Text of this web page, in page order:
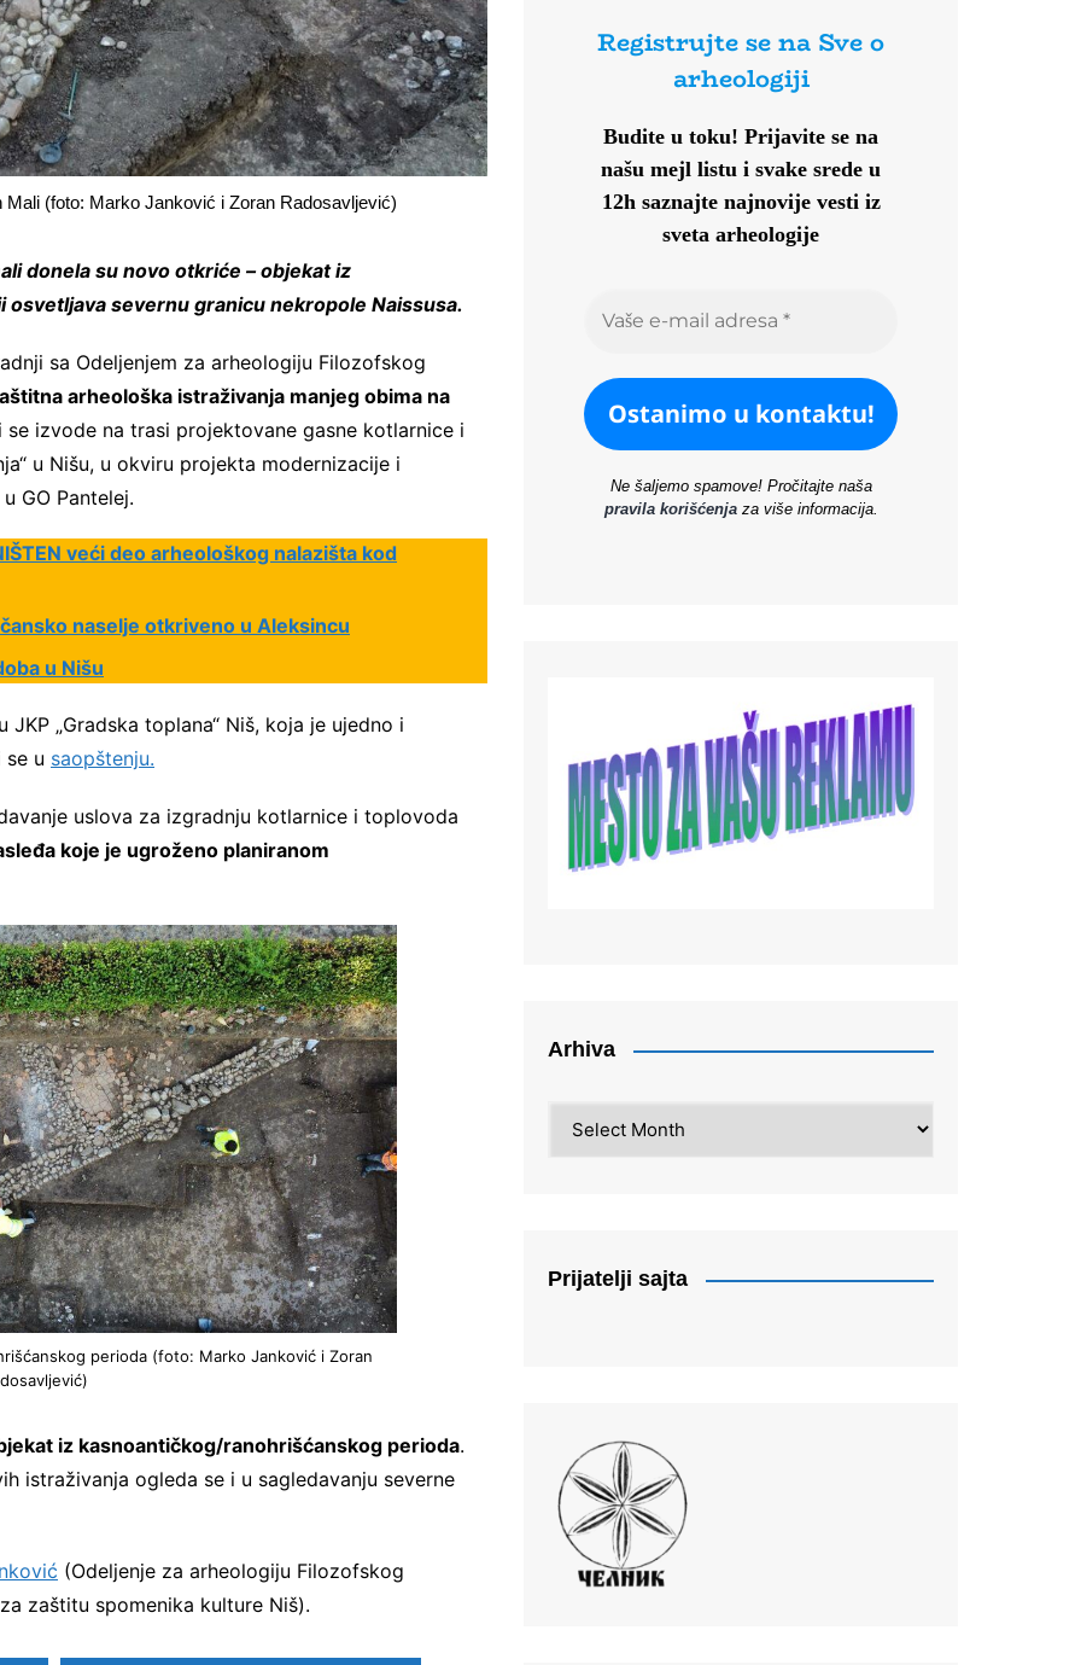
(foto: Marko Janković i Zoran Radosavljević)
donela su novo otkriće – objekat iz
severnu granicu nekropole Naissusa.
sa Odeljenjem za arheologiju Filozofskog
arheološka istraživanja manjeg obima na
se izvode na trasi projektovane gasne kotlarnice i
u Nišu, u okviru projekta modernizacije i
GO Pantelej.
veći deo arheološkog nalazišta kod
naselje otkriveno u Aleksincu
u Nišu
„Gradska toplana“ Niš, koja je ujedno i
u saopštenju.
uslova za izgradnju kotlarnice i toplovoda
koje je ugroženo planiranom
perioda (foto: Marko Janković i Zoran
iz kasnoantičkog/ranohrišćanskog perioda.
istraživanja ogleda se i u sagledavanju severne
(Odeljenje za arheologiju Filozofskog
zaštitu spomenika kulture Niš).
Registrujte se na Sve o
Budite u toku!Prijavite se na našu
mejl listu i svake srede u 12h
Registrujte se na Sve o
arheologiji
Budite u toku! Prijavite se na
našu mejl listu i svake srede u
12h saznajte najnovije vesti iz
sveta arheologije
Ne šaljemo spamove! Pročitajte naša
pravila korišćenjaza više informacija.
Arhiva
Prijatelji sajta